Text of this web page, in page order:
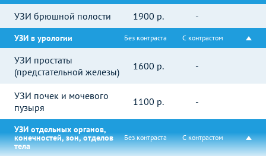
УЗИ брюшной полости 1900 р. -
УЗИ в урологии Без контраста С контрастом
УЗИ простаты
(предстательной железы)
1600 р. -
УЗИ почек и мочевого
пузыря
1100 р. -
УЗИ отдельных органов,
конечностей, зон, отделов
тела
Без контраста С контрастом